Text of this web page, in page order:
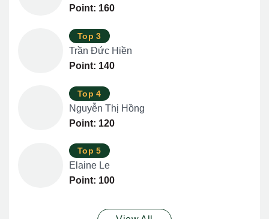
Point: 160
Top 3
Trần Đức Hiền
Point: 140
Top 4
Nguyễn Thị Hồng
Point: 120
Top 5
Elaine Le
Point: 100